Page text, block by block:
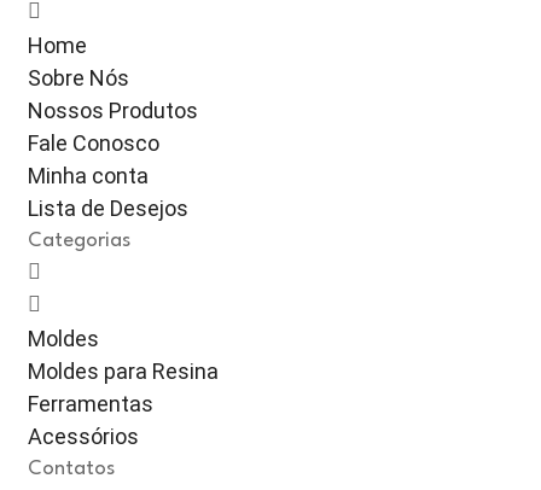
Home
Sobre Nós
Nossos Produtos
Fale Conosco
Minha conta
Lista de Desejos
Categorias
Moldes
Moldes para Resina
Ferramentas
Acessórios
Contatos